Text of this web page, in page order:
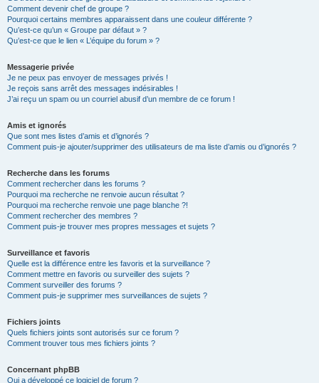
Comment devenir chef de groupe ?
Pourquoi certains membres apparaissent dans une couleur différente ?
Qu’est-ce qu’un « Groupe par défaut » ?
Qu’est-ce que le lien « L’équipe du forum » ?
Messagerie privée
Je ne peux pas envoyer de messages privés !
Je reçois sans arrêt des messages indésirables !
J’ai reçu un spam ou un courriel abusif d’un membre de ce forum !
Amis et ignorés
Que sont mes listes d’amis et d’ignorés ?
Comment puis-je ajouter/supprimer des utilisateurs de ma liste d’amis ou d’ignorés ?
Recherche dans les forums
Comment rechercher dans les forums ?
Pourquoi ma recherche ne renvoie aucun résultat ?
Pourquoi ma recherche renvoie une page blanche ?!
Comment rechercher des membres ?
Comment puis-je trouver mes propres messages et sujets ?
Surveillance et favoris
Quelle est la différence entre les favoris et la surveillance ?
Comment mettre en favoris ou surveiller des sujets ?
Comment surveiller des forums ?
Comment puis-je supprimer mes surveillances de sujets ?
Fichiers joints
Quels fichiers joints sont autorisés sur ce forum ?
Comment trouver tous mes fichiers joints ?
Concernant phpBB
Qui a développé ce logiciel de forum ?